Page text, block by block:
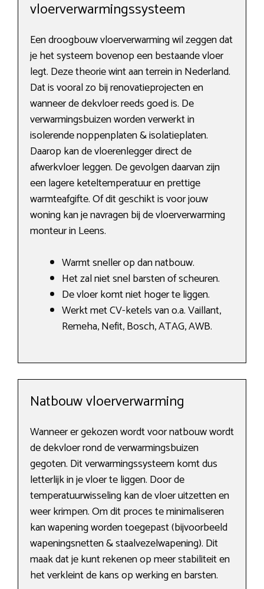
vloerverwarmingssysteem
Een droogbouw vloerverwarming wil zeggen dat
je het systeem bovenop een bestaande vloer
legt. Deze theorie wint aan terrein in Nederland.
Dat is vooral zo bij renovatieprojecten en
wanneer de dekvloer reeds goed is. De
verwarmingsbuizen worden verwerkt in
isolerende noppenplaten & isolatieplaten.
Daarop kan de vloerenlegger direct de
afwerkvloer leggen. De gevolgen daarvan zijn
een lagere keteltemperatuur en prettige
warmteafgifte. Of dit geschikt is voor jouw
woning kan je navragen bij de vloerverwarming
monteur in Leens.
Warmt sneller op dan natbouw.
Het zal niet snel barsten of scheuren.
De vloer komt niet hoger te liggen.
Werkt met CV-ketels van o.a. Vaillant,
Remeha, Nefit, Bosch, ATAG, AWB.
Natbouw vloerverwarming
Wanneer er gekozen wordt voor natbouw wordt
de dekvloer rond de verwarmingsbuizen
gegoten. Dit verwarmingssysteem komt dus
letterlijk in je vloer te liggen. Door de
temperatuurwisseling kan de vloer uitzetten en
weer krimpen. Om dit proces te minimaliseren
kan wapening worden toegepast (bijvoorbeeld
wapeningsnetten & staalvezelwapening). Dit
maak dat je kunt rekenen op meer stabiliteit en
het verkleint de kans op werking en barsten.